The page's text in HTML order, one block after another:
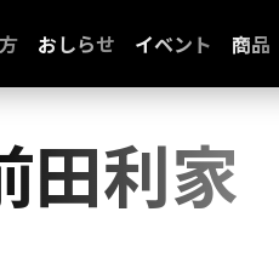
おしらせ イベント 商品
田利家